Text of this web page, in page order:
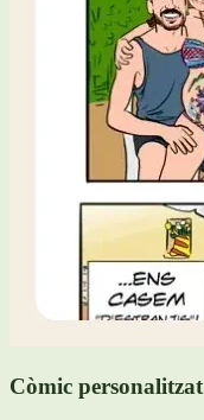
Còmic personalitzat